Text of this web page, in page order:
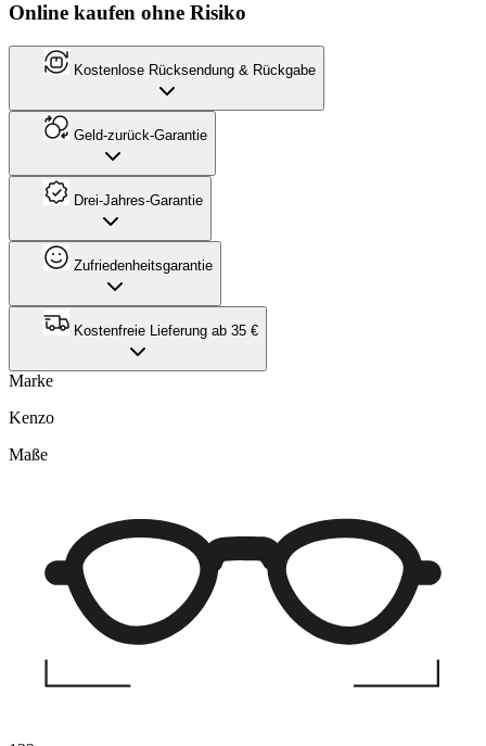
Online kaufen ohne Risiko
Kostenlose Rücksendung & Rückgabe
Geld-zurück-Garantie
Drei-Jahres-Garantie
Zufriedenheitsgarantie
Kostenfreie Lieferung ab 35 €
Marke
Kenzo
Maße